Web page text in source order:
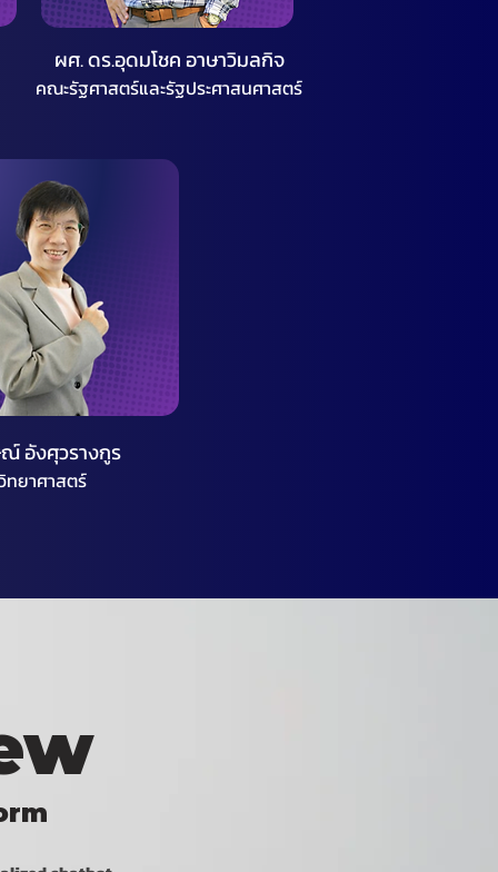
ผศ. ดร.อุดมโชค อาษาวิมลกิจ
คณะรัฐศาสตร์และรัฐประศาสนศาสตร์
อังศุวรางกูร
ยาศาสตร์